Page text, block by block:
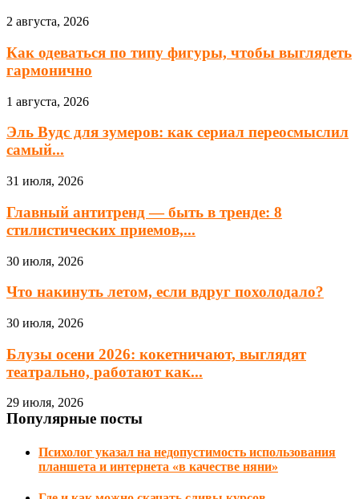
2 августа, 2026
Как одеваться по типу фигуры, чтобы выглядеть
гармонично
1 августа, 2026
Эль Вудс для зумеров: как сериал переосмыслил
самый...
31 июля, 2026
Главный антитренд — быть в тренде: 8
стилистических приемов,...
30 июля, 2026
Что накинуть летом, если вдруг похолодало?
30 июля, 2026
Блузы осени 2026: кокетничают, выглядят
театрально, работают как...
29 июля, 2026
Популярные посты
Психолог указал на недопустимость использования
планшета и интернета «в качестве няни»